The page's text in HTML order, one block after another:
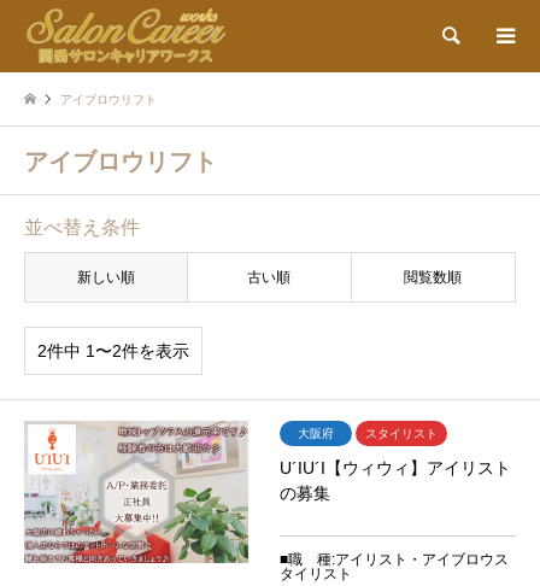
検索
アイブロウリフト
アイブロウリフト
並べ替え条件
新しい順 古い順 閲覧数順
2件中 1〜2件を表示
大阪府 スタイリスト
U´IU´I【ウィウィ】アイリスト
の募集
■職 種:アイリスト・アイブロウス
タイリスト